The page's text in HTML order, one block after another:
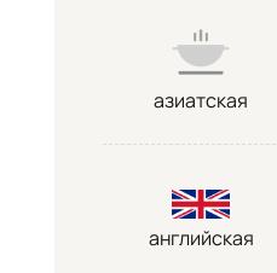
азиатская
английская